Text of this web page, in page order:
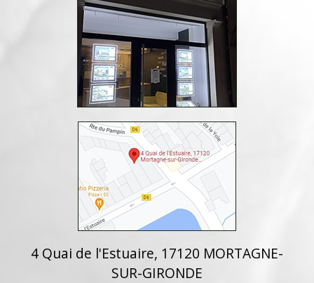
4 Quai de l'Estuaire, 17120 MORTAGNE-
SUR-GIRONDE